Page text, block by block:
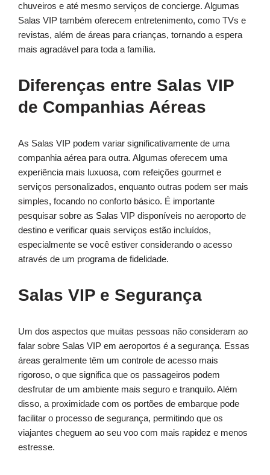
chuveiros e até mesmo serviços de concierge. Algumas
Salas VIP também oferecem entretenimento, como TVs e
revistas, além de áreas para crianças, tornando a espera
mais agradável para toda a família.
Diferenças entre Salas VIP
de Companhias Aéreas
As Salas VIP podem variar significativamente de uma
companhia aérea para outra. Algumas oferecem uma
experiência mais luxuosa, com refeições gourmet e
serviços personalizados, enquanto outras podem ser mais
simples, focando no conforto básico. É importante
pesquisar sobre as Salas VIP disponíveis no aeroporto de
destino e verificar quais serviços estão incluídos,
especialmente se você estiver considerando o acesso
através de um programa de fidelidade.
Salas VIP e Segurança
Um dos aspectos que muitas pessoas não consideram ao
falar sobre Salas VIP em aeroportos é a segurança. Essas
áreas geralmente têm um controle de acesso mais
rigoroso, o que significa que os passageiros podem
desfrutar de um ambiente mais seguro e tranquilo. Além
disso, a proximidade com os portões de embarque pode
facilitar o processo de segurança, permitindo que os
viajantes cheguem ao seu voo com mais rapidez e menos
estresse.